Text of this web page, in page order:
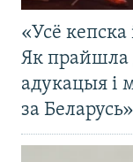
«Усё кепска
Як прайшла
адукацыя і
за Беларусь»